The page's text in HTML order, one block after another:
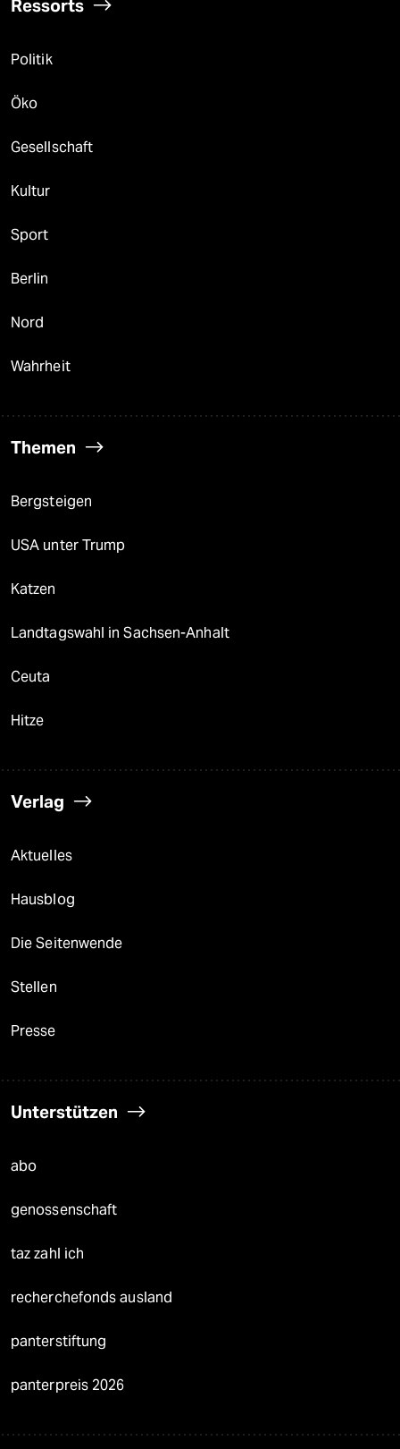
Ressorts
Politik
Öko
Gesellschaft
Kultur
Sport
Berlin
Nord
Wahrheit
Themen
Bergsteigen
USA unter Trump
Katzen
Landtagswahl in Sachsen-Anhalt
Ceuta
Hitze
Verlag
Aktuelles
Hausblog
Die Seitenwende
Stellen
Presse
Unterstützen
abo
genossenschaft
taz zahl ich
recherchefonds ausland
panterstiftung
panterpreis 2026